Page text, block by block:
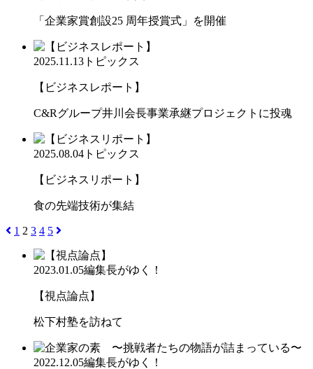
「企業家賞創設25 周年授賞式」を開催
2025.11.13 トピックス
【ビジネスレポート】
C&Rグループ井川会長事業承継プロジェクトに投魂
2025.08.04 トピックス
【ビジネスリポート】
食の先端技術が集結
1 2 3 4 5
2023.01.05編集長がゆく！
【視点論点】
松下村塾を訪ねて
2022.12.05編集長がゆく！